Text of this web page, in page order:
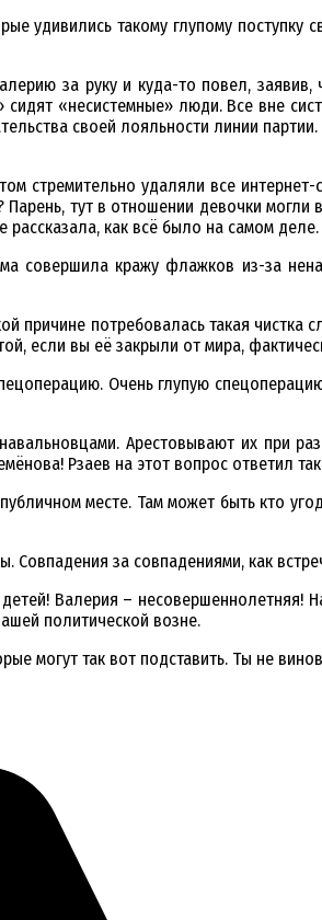
такому глупому поступку
за руку и куда-то повел,
«несистемные» люди. Все вне
своей лояльности линии
стремительно удаляли все
тут в отношении девочки
как всё было на самом деле.
кражу флажков из-за
причине потребовалась такая
если вы её закрыли от мира,
Очень глупую
Арестовывают их при
Рзаев на этот вопрос ответил
месте. Там может быть кто
за совпадениями, как
Валерия – несовершеннолетняя!
политической возне.
могут так вот подставить. Ты не